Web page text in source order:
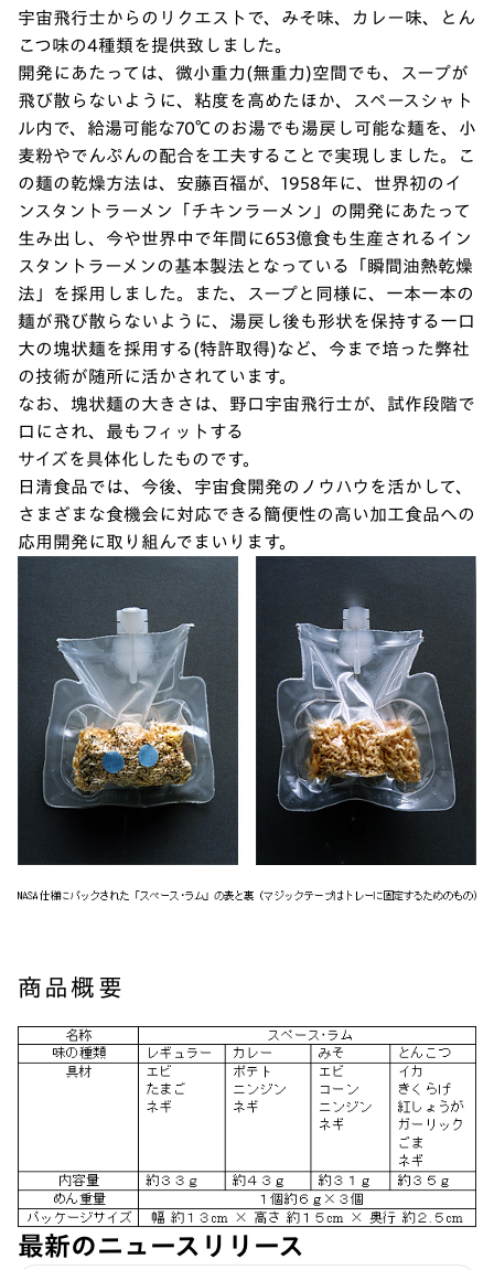
宇宙飛行士からのリクエストで、みそ味、カレー味、とん
こつ味の4種類を提供致しました。
開発にあたっては、微小重力(無重力)空間でも、スープが
飛び散らないように、粘度を高めたほか、スペースシャト
ル内で、給湯可能な70℃のお湯でも湯戻し可能な麺を、小
麦粉やでんぷんの配合を工夫することで実現しました。こ
の麺の乾燥方法は、安藤百福が、1958年に、世界初のイ
ンスタントラーメン「チキンラーメン」の開発にあたって
生み出し、今や世界中で年間に653億食も生産されるイン
スタントラーメンの基本製法となっている「瞬間油熱乾燥
法」を採用しました。また、スープと同様に、一本一本の
麺が飛び散らないように、湯戻し後も形状を保持する一口
大の塊状麺を採用する(特許取得)など、今まで培った弊社
の技術が随所に活かされています。
なお、塊状麺の大きさは、野口宇宙飛行士が、試作段階で
口にされ、最もフィットする
サイズを具体化したものです。
日清食品では、今後、宇宙食開発のノウハウを活かして、
さまざまな食機会に対応できる簡便性の高い加工食品への
応用開発に取り組んでまいります。
商品概要
最新のニュースリリース